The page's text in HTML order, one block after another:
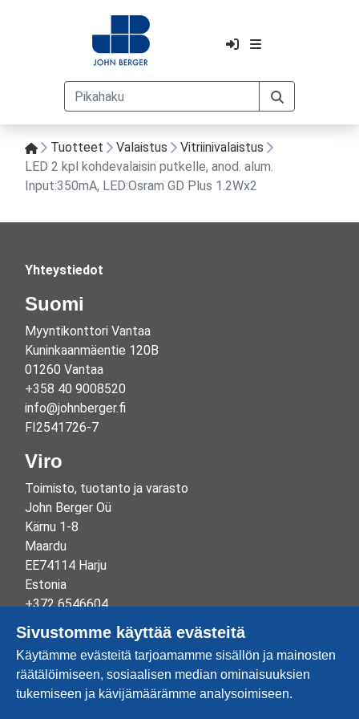
Tuotteet Valaistus
Vitriinivalaistus
LED 2 kpl kohdevalaisin putkelle, anod. alum.
Input:350mA, LED:Osram GD Plus 1.2Wx2
Yhteystiedot
Suomi
Myyntikonttori Vantaa
Kuninkaanmäentie 120B
01260 Vantaa
+358 40 9008520
info@johnberger.fi
FI2541726-7
Viro
Toimisto, tuotanto ja varasto
John Berger Oü
Kärnu 1-8
Maardu
EE74114 Harju
Estonia
+372 6546604
info@johnberger.ee
Reg.nr 10265834
EE100332513
Sivustomme käyttää evästeitä
Käytämme evästeitä tarjoamamme sisällön ja mainosten
räätälöimiseen, sosiaalisen median ominaisuuksien
tukemiseen ja kävijämäärämme analysoimiseen.